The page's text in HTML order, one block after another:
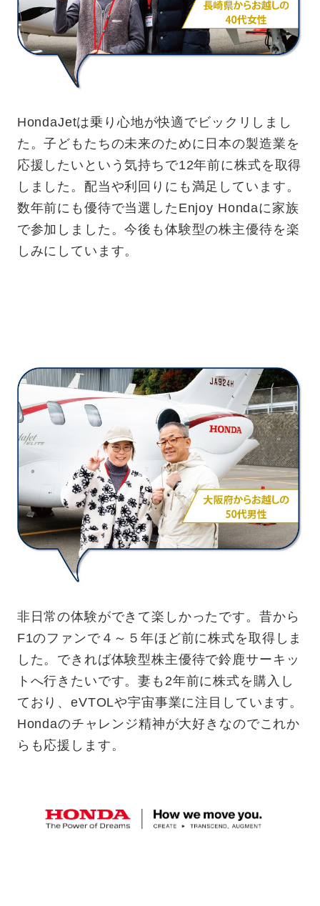
HondaJetは乗り心地が快適でビックリしまし
た。子どもたちの未来のために日本の製造業を
応援したいという気持ちで12年前に株式を取得
しました。配当や利回りにも満足しています。
数年前にも優待で当選したEnjoy Hondaに家族
で参加しました。今後も体験型の株主優待を楽
しみにしています。
非日常の体験ができて楽しかったです。昔から
F1のファンで４～５年ほど前に株式を取得しま
した。できれば体験型株主優待で鈴鹿サーキッ
トへ行きたいです。妻も2年前に株式を購入し
ており、eVTOLや宇宙事業に注目しています。
Hondaのチャレンジ精神が大好きなのでこれか
らも応援します。